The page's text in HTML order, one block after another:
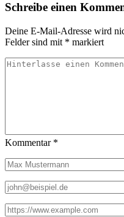
zum
Trail
Schreibe einen
Deine E-Mail-Adresse wird
Felder sind mit * markiert
Kommentar *